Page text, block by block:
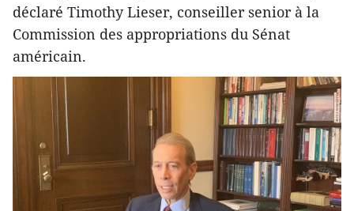
déclaré Timothy Lieser, conseiller senior à la
Commission des appropriations du Sénat
américain.